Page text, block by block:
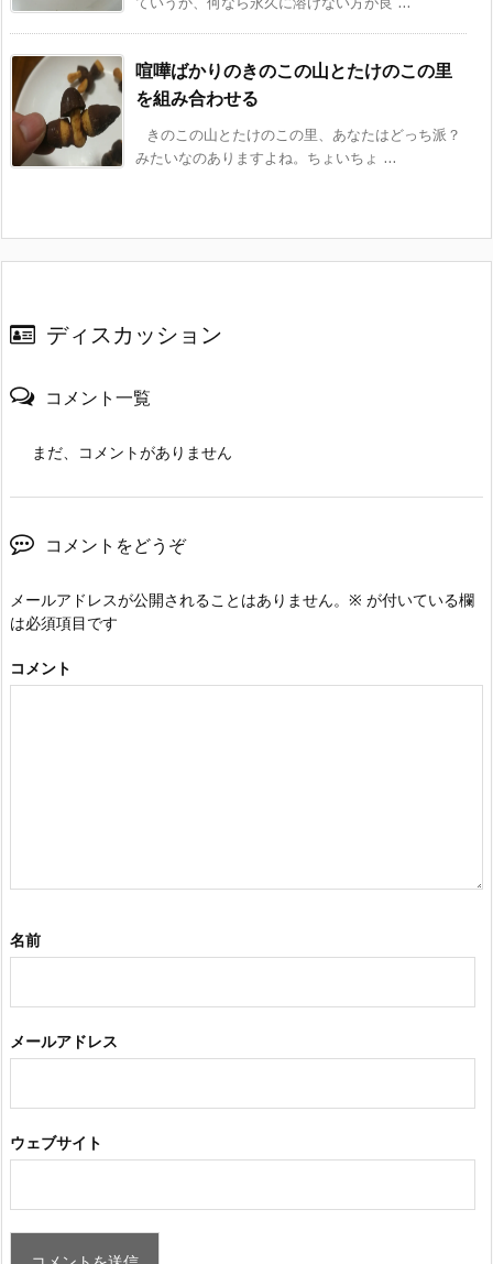
喧嘩ばかりのきのこの山とたけのこの里
を組み合わせる
きのこの山とたけのこの里、あなたはどっち派？
みたいなのありますよね。ちょいちょ ...
ディスカッション
コメント一覧
まだ、コメントがありません
コメントをどうぞ
メールアドレスが公開されることはありません。 ※ が付いている欄
は必須項目です
コメント
名前
メールアドレス
ウェブサイト